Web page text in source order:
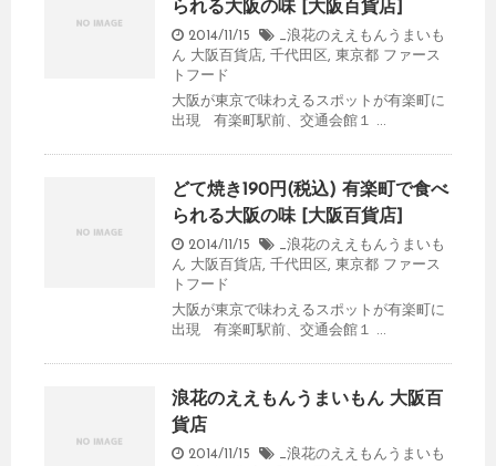
られる大阪の味 [大阪百貨店]
2014/11/15
_浪花のええもんうまいも
ん 大阪百貨店, 千代田区 , 東京都 ファース
トフード
大阪が東京で味わえるスポットが有楽町に
出現 有楽町駅前、交通会館１ ...
どて焼き190円(税込) 有楽町で食べ
られる大阪の味 [大阪百貨店]
2014/11/15
_浪花のええもんうまいも
ん 大阪百貨店, 千代田区 , 東京都 ファース
トフード
大阪が東京で味わえるスポットが有楽町に
出現 有楽町駅前、交通会館１ ...
浪花のええもんうまいもん 大阪百
貨店
2014/11/15
_浪花のええもんうまいも